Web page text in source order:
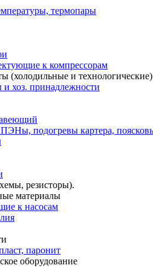
термопары
к компрессорам
(холодильные и технологические)
и хоз. принадлежности
подогревы картера,
резисторы).
материалы
к насосам
паронит
оборудование